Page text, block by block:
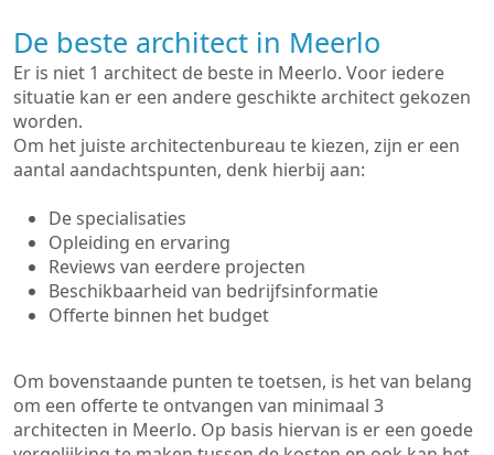
De beste architect in Meerlo
Er is niet 1 architect de beste in Meerlo. Voor iedere
situatie kan er een andere geschikte architect gekozen
worden.
Om het juiste architectenbureau te kiezen, zijn er een
aantal aandachtspunten, denk hierbij aan:
De specialisaties
Opleiding en ervaring
Reviews van eerdere projecten
Beschikbaarheid van bedrijfsinformatie
Offerte binnen het budget
Om bovenstaande punten te toetsen, is het van belang
om een offerte te ontvangen van minimaal 3
architecten in Meerlo. Op basis hiervan is er een goede